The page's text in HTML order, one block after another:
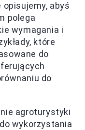
opisujemy, abyś
polega
wymagania i
które
do
do
agroturystyki
wykorzystania